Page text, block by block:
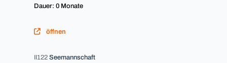
Dauer: 0 Monate
öffnen
II122 Seemannschaft